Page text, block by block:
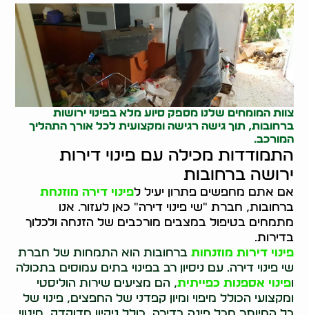
צוות המומחים שלנו מספק סיוע מלא בפינוי ירושות
ברחובות, תוך גישה רגישה ומקצועית לכל אורך התהליך
המורכב.
התמודדות מכילה עם פינוי דירות
ירושה ברחובות
אם אתם מחפשים פתרון יעיל לפינוי דירה מוזנחת
ברחובות, חברת "שי פינוי דירה" כאן לעזור. אנו
מתמחים בטיפול במצבים מורכבים של הזנחה ולכלוך
בדירות.
פינוי דירות מוזנחות ברחובות הוא התמחות של חברת
שי פינוי דירה. עם ניסיון רב בפינוי בתים עמוסים בתכולה
ופינוי אספנות כפייתית, הם מציעים שירות הוליסטי
ומקצועי הכולל מיפוי ומיון קפדני של החפצים, פינוי של